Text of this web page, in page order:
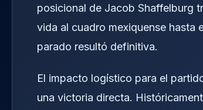
posicional de Jacob Shaffelburg
vida al cuadro mexiquense hasta
parado resultó definitiva.
El impacto logístico para el
una victoria directa.